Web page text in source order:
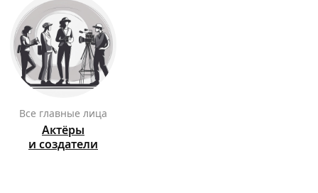
Все главные лица
Актёры
и создатели